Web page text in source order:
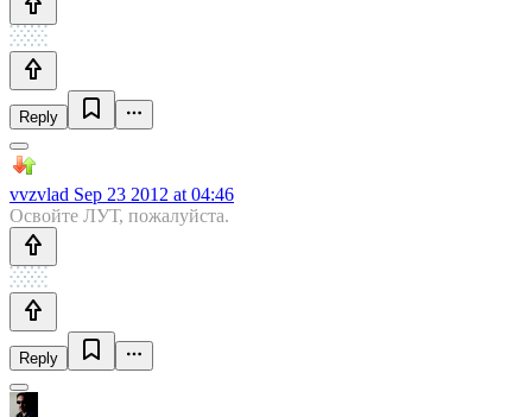
Reply
vvzvlad Sep 23 2012 at 04:46
Освойте ЛУТ, пожалуйста.
Reply